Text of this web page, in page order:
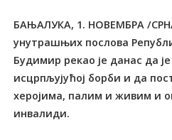
БАЊАЛУКА, 1. НОВЕМБРА /
унутрашњих послова
Будимир рекао је данас да
исцрпљујућој борби и да
херојима, палим и живим и
инвалиди.